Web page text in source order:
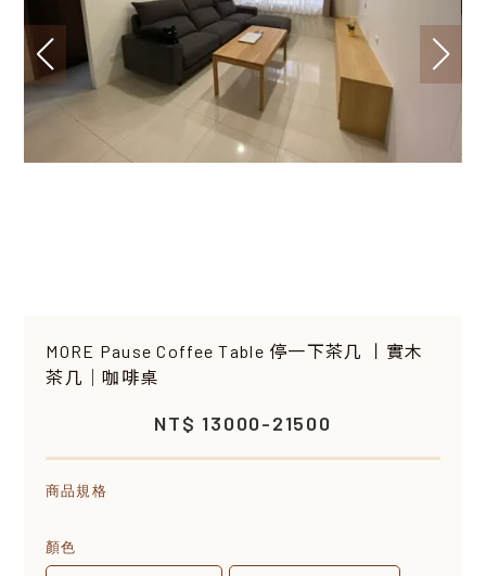
MORE Pause Coffee Table 停一下茶几 丨實木
茶几｜咖啡桌
NT$ 13000-21500
商品規格
顏色